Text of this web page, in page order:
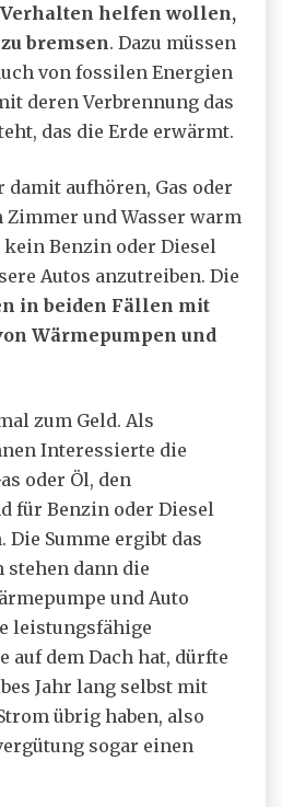
helfen wollen,
bremsen. Dazu müssen
von fossilen Energien
deren Verbrennung das
das die Erde erwärmt.
aufhören, Gas oder
Zimmer und Wasser warm
Benzin oder Diesel
Autos anzutreiben. Die
in beiden Fällen mit
Wärmepumpen und
zum Geld. Als
Interessierte die
oder Öl, den
für Benzin oder Diesel
Die Summe ergibt das
stehen dann die
und Auto
leistungsfähige
auf dem Dach hat, dürfte
Jahr lang selbst mit
übrig haben, also
sogar einen